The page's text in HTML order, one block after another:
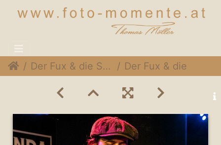
Der Fux & die SymPartie @ Soulveranda, 21. Juni 2015 Der Fux & die SymPartie 020